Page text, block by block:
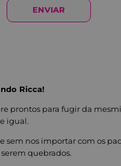
ENVIAR
Ricca!
prontos para fugir da
igual.
sem nos importar com os
quebrados.